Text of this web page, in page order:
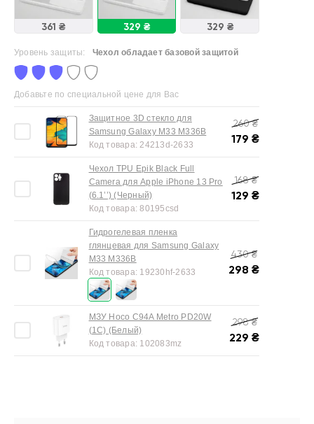
361 ₴ 329 ₴ 329 ₴
Уровень защиты: Чехол обладает базовой защитой
Добавьте по специальной цене для Вас
Защитное 3D стекло для
Samsung Galaxy M33 M336B
Код товара:24213d-2633
260₴
179 ₴
Чехол TPU Epik Black Full
Camera для Apple iPhone 13 Pro
(6.1’’) (Черный)
Код товара:80195csd
168₴
129 ₴
Гидрогелевая пленка
глянцевая для Samsung Galaxy
M33 M336B
Код товара: 19230hf-2633
430₴
298 ₴
МЗУ Hoco C94A Metro PD20W
(1C) (Белый)
Код товара: 102083mz
298₴
229 ₴